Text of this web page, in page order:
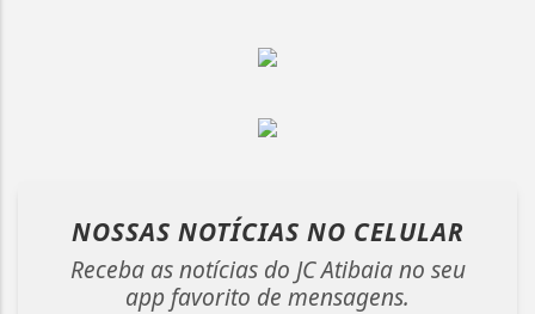
NOSSAS NOTÍCIAS NO CELULAR
Receba as notícias do JC Atibaia no seu
app favorito de mensagens.